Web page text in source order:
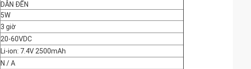
DẪN ĐẾN
5W
3 giờ
20-60VDC
Li-ion: 7.4V 2500mAh
N / A